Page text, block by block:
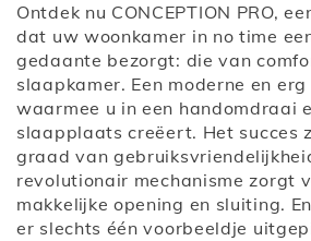
Ontdek nu CONCEPTION PRO,
dat uw woonkamer in no time
gedaante bezorgt: die van
slaapkamer. Een moderne en
waarmee u in een handomdraai
slaapplaats creëert. Het succes
graad van
revolutionair mechanisme zorgt
makkelijke opening en sluiting.
er slechts één voorbeeldje